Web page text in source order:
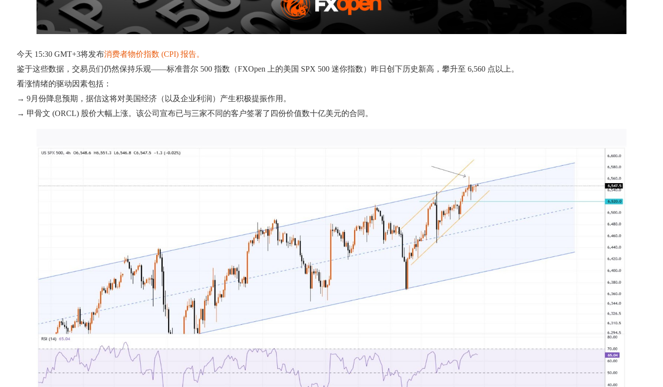
今天 15:30 GMT+3将发布消费者物价指数 (CPI) 报告。
鉴于这些数据，交易员们仍然保持乐观——标准普尔 500 指数（FXOpen 上的美国 SPX 500 迷你指数）昨日创下历史新高，攀升至 6,560 点以上。
看涨情绪的驱动因素包括：
→ 9月份降息预期，据信这将对美国经济（以及企业利润）产生积极提振作用。
→ 甲骨文 (ORCL) 股价大幅上涨。该公司宣布已与三家不同的客户签署了四份价值数十亿美元的合同。